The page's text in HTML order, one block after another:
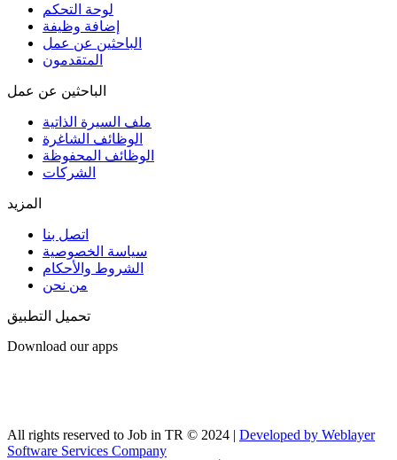
لوحة التحكم
إضافة وظيفة
الباحثين عن عمل
المتقدمون
الباحثين عن عمل
ملف السيرة الذاتية
الوظائف الشاغرة
الوظائف المحفوظة
الشركات
المزيد
اتصل بنا
سياسة الخصوصية
الشروط والأحكام
من نحن
تحميل التطبيق
Download our apps
All rights reserved to Job in TR © 2024 | Developed by Weblayer
Software Services Company